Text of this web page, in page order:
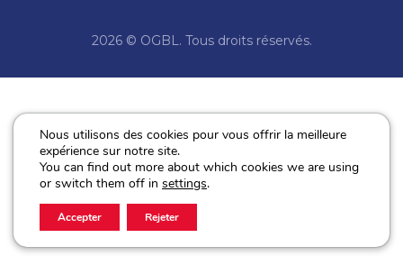
2026 © OGBL. Tous droits réservés.
Nous utilisons des cookies pour vous offrir la meilleure
expérience sur notre site.
You can find out more about which cookies we are using
or switch them off in settings.
Accepter Rejeter